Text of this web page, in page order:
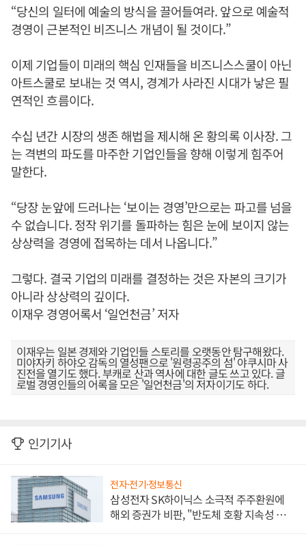
“당신의 일터에 예술의 방식을 끌어들여라. 앞으로 예술적
경영이 근본적인 비즈니스 개념이 될 것이다.”
이제 기업들이 미래의 핵심 인재들을 비즈니스스쿨이 아닌
아트스쿨로 보내는 것 역시, 경계가 사라진 시대가 낳은 필
연적인 흐름이다.
수십 년간 시장의 생존 해법을 제시해 온 황의록 이사장. 그
는 격변의 파도를 마주한 기업인들을 향해 이렇게 힘주어
말한다.
“당장 눈앞에 드러나는 ‘보이는 경영’만으로는 파고를 넘을
수 없습니다. 정작 위기를 돌파하는 힘은 눈에 보이지 않는
상상력을 경영에 접목하는 데서 나옵니다.”
그렇다. 결국 기업의 미래를 결정하는 것은 자본의 크기가
아니라 상상력의 깊이다.
이재우 경영어록서 ‘일언천금’ 저자
이재우는 일본 경제와 기업인들 스토리를 오랫동안 탐구해왔다.
미야자키 하야오 감독의 열성팬으로 '원령공주의 섬' 야쿠시마 사
진전을 열기도 했다. 부캐로 산과 역사에 대한 글도 쓰고 있다. 글
로벌 경영인들의 어록을 모은 '일언천금'의 저자이기도 하다.
인기기사
전자·전기·정보통신
삼성전자 SK하이닉스 소극적 주주환원에
해외 증권가 비판, "반도체 호황 지속성 의